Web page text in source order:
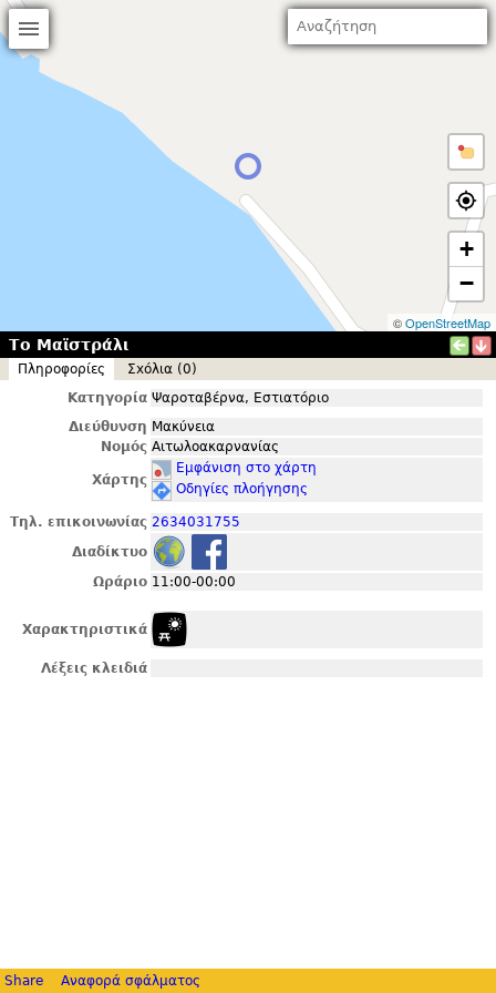
+
−
©OpenStreetMap
Το Μαϊστράλι
Πληροφορίες
Σxόλια (0)
Κατηγορία Ψαροταβέρνα, Εστιατόριο
Διεύθυνση Μακύνεια
Νομός Αιτωλοακαρνανίας
Χάρτης
Εμφάνιση στο χάρτη
Οδηγίες πλοήγησης
Τηλ. επικοινωνίας 2634031755
Διαδίκτυο
Ωράριο 11:00-00:00
Χαρακτηριστικά
Λέξεις κλειδιά
Share Αναφορά σφάλματος